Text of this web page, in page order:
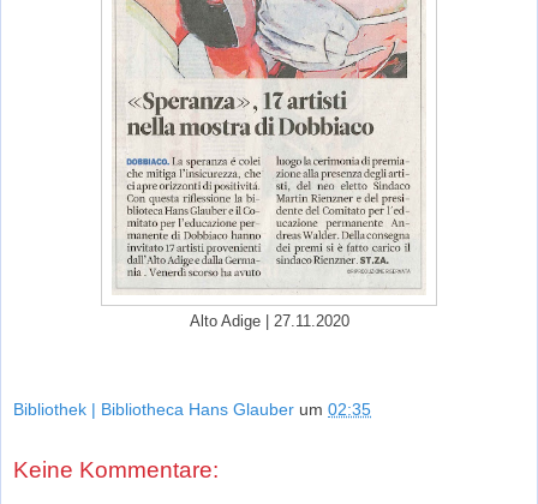
Alto Adige | 27.11.2020
Bibliothek | Bibliotheca Hans Glauber um 02:35
Keine Kommentare: